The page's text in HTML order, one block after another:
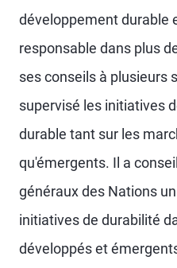
développement durable
responsable dans plus
ses conseils à plusieurs
supervisé les initiatives
durable tant sur les
qu'émergents. Il a
généraux des Nations
initiatives de durabilité
développés et